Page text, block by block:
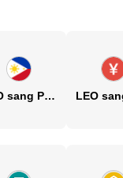
LEO sang PHP